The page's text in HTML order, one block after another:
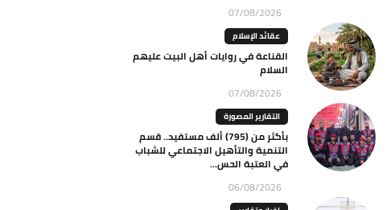
07/08/2026
عقائد الإسلام
القناعة في روايات أهل البيت عليهم
السلام
07/08/2026
التقارير المصورة
بأكثر من (795) ألف مستفيد.. قسم
التنمية والتأهيل الاجتماعي للشباب
في العتبة الحس...
06/08/2026